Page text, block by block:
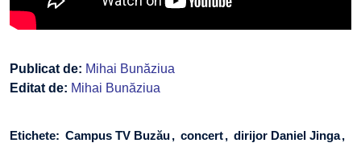
Publicat de: Mihai Bunăziua
Editat de: Mihai Bunăziua
Etichete: Campus TV Buzău concert dirijor Daniel Jinga